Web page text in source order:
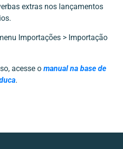
extras nos lançamentos
Importações > Importação
acesse o manual na base de
.